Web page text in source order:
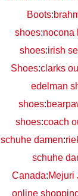
Boots:
shoes:nocona
shoes:irish
Shoes:clarks
edelman
shoes:
shoes:coach
schuhe damen:
schuhe
Canada:Mejuri
online